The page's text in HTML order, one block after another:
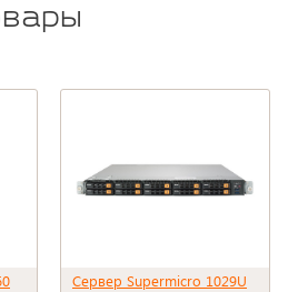
Сервер Supermicro 1029U